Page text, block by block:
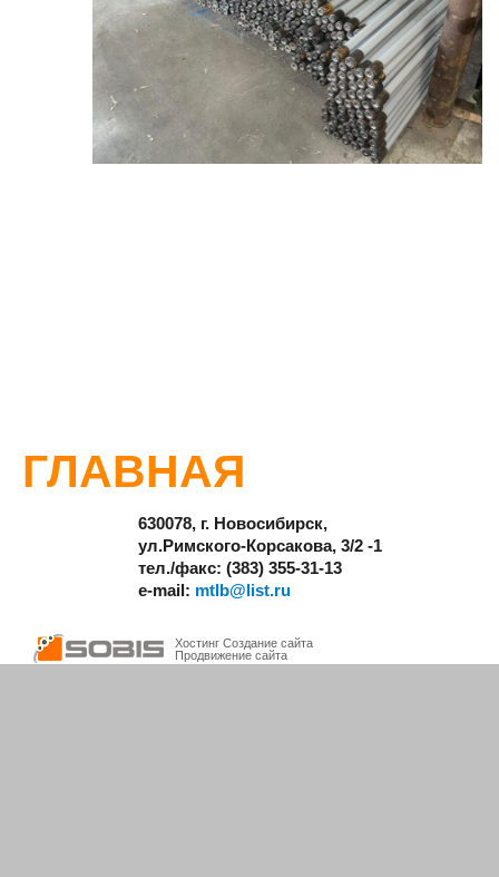
ГЛАВНАЯ
630078, г. Новосибирск,
ул.Римского-Корсакова, 3/2 -1
тел./факс: (383) 355-31-13
e-mail: mtlb@list.ru
Хостинг Создание сайта
Продвижение сайта